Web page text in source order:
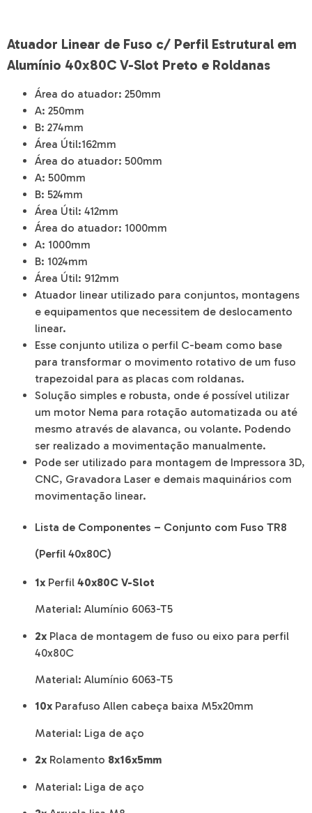
Atuador Linear de Fuso c/ Perfil Estrutural em
Alumínio 40x80C V-Slot Preto e Roldanas
Área do atuador: 250mm
A: 250mm
B: 274mm
Área Útil:162mm
Área do atuador: 500mm
A: 500mm
B: 524mm
Área Útil: 412mm
Área do atuador: 1000mm
A: 1000mm
B: 1024mm
Área Útil: 912mm
Atuador linear utilizado para conjuntos, montagens
e equipamentos que necessitem de deslocamento
linear.
Esse conjunto utiliza o perfil C-beam como base
para transformar o movimento rotativo de um fuso
trapezoidal para as placas com roldanas.
Solução simples e robusta, onde é possível utilizar
um motor Nema para rotação automatizada ou até
mesmo através de alavanca, ou volante. Podendo
ser realizado a movimentação manualmente.
Pode ser utilizado para montagem de Impressora 3D,
CNC, Gravadora Laser e demais maquinários com
movimentação linear.
Lista de Componentes – Conjunto com Fuso TR8
(Perfil 40x80C)
1x Perfil 40x80C V-Slot
Material: Alumínio 6063-T5
2x Placa de montagem de fuso ou eixo para perfil
40x80C
Material: Alumínio 6063-T5
10x Parafuso Allen cabeça baixa M5x20mm
Material: Liga de aço
2x Rolamento 8x16x5mm
Material: Liga de aço